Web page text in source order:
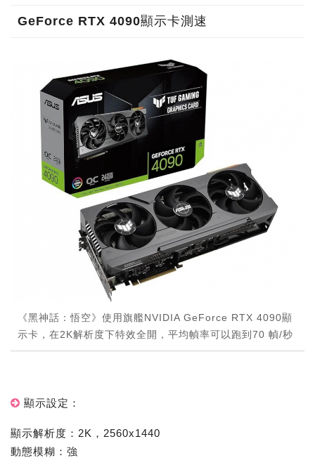
GeForce RTX 4090顯示卡測速
《黑神話：悟空》使用旗艦NVIDIA GeForce RTX 4090顯
示卡，在2K解析度下特效全開，平均幀率可以跑到70 幀/秒
顯示設定：
顯示解析度：2K，2560x1440
動態模糊：強